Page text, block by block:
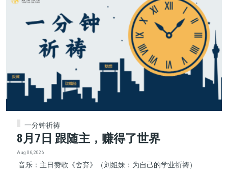
一分钟祈祷
8月7日 跟随主，赚得了世界
Aug 06, 2026
音乐：主日赞歌《舍弃》（刘姐妹：为自己的学业祈祷）